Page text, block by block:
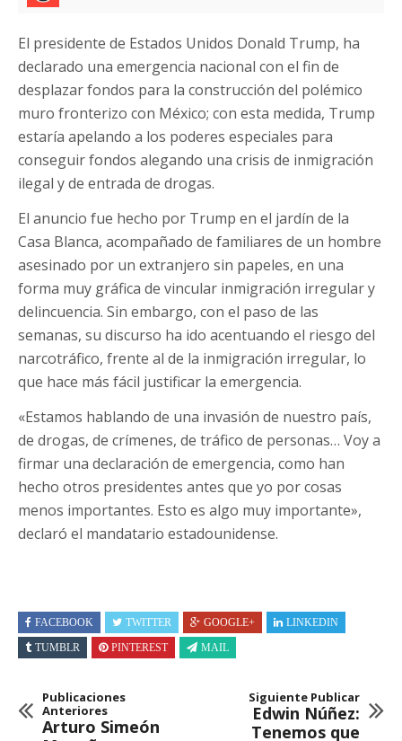
El presidente de Estados Unidos Donald Trump, ha
declarado una emergencia nacional con el fin de
desplazar fondos para la construcción del polémico
muro fronterizo con México; con esta medida, Trump
estaría apelando a los poderes especiales para
conseguir fondos alegando una crisis de inmigración
ilegal y de entrada de drogas.
El anuncio fue hecho por Trump en el jardín de la
Casa Blanca, acompañado de familiares de un hombre
asesinado por un extranjero sin papeles, en una
forma muy gráfica de vincular inmigración irregular y
delincuencia. Sin embargo, con el paso de las
semanas, su discurso ha ido acentuando el riesgo del
narcotráfico, frente al de la inmigración irregular, lo
que hace más fácil justificar la emergencia.
«Estamos hablando de una invasión de nuestro país,
de drogas, de crímenes, de tráfico de personas… Voy a
firmar una declaración de emergencia, como han
hecho otros presidentes antes que yo por cosas
menos importantes. Esto es algo muy importante»,
declaró el mandatario estadounidense.
FACEBOOK TWITTER GOOGLE+
LINKEDIN
TUMBLR
PINTEREST MAIL
Publicaciones
Anteriores
Arturo Simeón
Siguiente Publicar
Edwin Núñez:
Tenemos que